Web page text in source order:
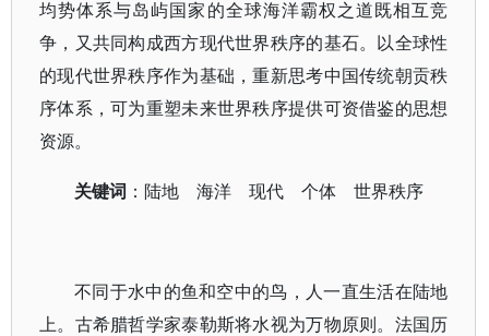
均势体系与岛屿国家的全球海洋霸权之道既相互竞
争，又共同构成西方现代世界秩序的基石。以全球性
的现代世界秩序作为基础，重新思考中国传统朝贡秩
序体系，可为重塑未来世界秩序提供可资借鉴的思想
资源。
关键词 ：陆地 海洋 现代 个体 世界秩序
不同于水中的鱼和空中的鸟，人一直生活在陆地
上。古希腊哲学家泰勒斯将水视为万物原则。法国历